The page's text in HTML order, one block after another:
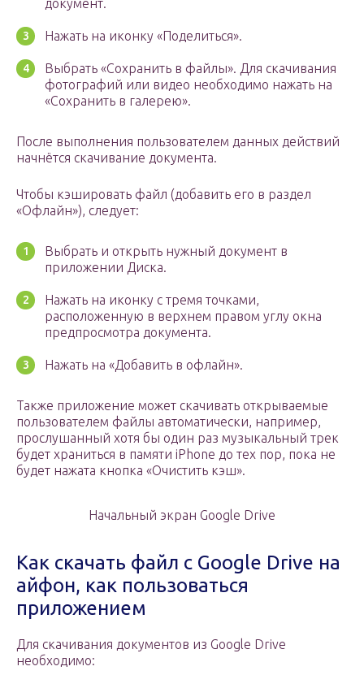
документ.
Нажать на иконку «Поделиться».
Выбрать «Сохранить в файлы». Для скачивания
фотографий или видео необходимо нажать на
«Сохранить в галерею».
После выполнения пользователем данных действий
начнётся скачивание документа.
Чтобы кэшировать файл (добавить его в раздел
«Офлайн»), следует:
Выбрать и открыть нужный документ в
приложении Диска.
Нажать на иконку с тремя точками,
расположенную в верхнем правом углу окна
предпросмотра документа.
Нажать на «Добавить в офлайн».
Также приложение может скачивать открываемые
пользователем файлы автоматически, например,
прослушанный хотя бы один раз музыкальный трек
будет храниться в памяти iPhone до тех пор, пока не
будет нажата кнопка «Очистить кэш».
Начальный экран Google Drive
Как скачать файл с Google Drive на
айфон, как пользоваться
приложением
Для скачивания документов из Google Drive
необходимо: